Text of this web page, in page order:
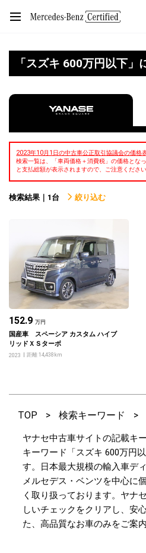
「スズキ 600万円以下」
2023年10月1日の中古車公正取引協議会の価格
検索一覧は、「車両価格＋消費税」の価格とな
と支払総額が表示されますので、ご注意ください
検索結果｜1台 絞り込む
152.9 万円
国産車 スペーシア カスタム ハイブ
リッドＸＳターボ
2023 距離 14,438km
TOP > 検索キーワード >
ヤナセ中古車サイトの記載キ
キーワード「スズキ 600万円
す。日本最大規模の輸入車デ
メルセデス・ベンツを中心に
く取り扱っております。ヤナ
しいチェックをクリアし、安
た、高品質なお車のみをご案